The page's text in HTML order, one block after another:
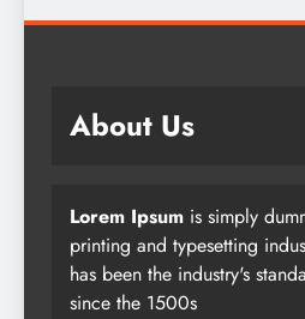
About Us
Lorem Ipsum is simply
printing and typesetting
has been the industry's
since the 1500s